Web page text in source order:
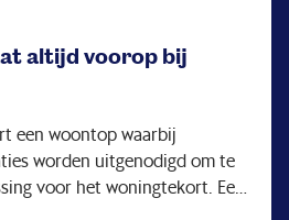
altijd voorop bij
een woontop waarbij
worden uitgenodigd om te
voor het woningtekort. Een